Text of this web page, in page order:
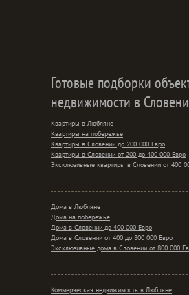
Готовые подборки
недвижимости в
Квартиры в Любляне
Квартиры на побережье
Квартиры в Словении до 200 000 Евро
Квартиры в Словении от 200 до 400 000 Евро
Эксклюзивные квартиры в Словении от 400
Дома в Любляне
Дома на побережье
Дома в Словении до 400 000 Евро
Дома в Словении от 400 до 800 000 Евро
Эксклюзивные дома в Словении от 800 000
Коммерческая недвижимость в Любляне